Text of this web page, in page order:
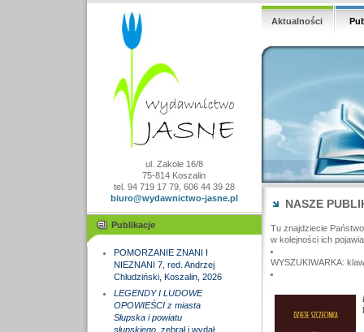
ul. Zakole 16/8
75-814 Koszalin
tel. 94 719 17 79, 606 44 39 28
biuro@wydawnictwo-jasne.pl
Publikacje
POMORZANIE ZNANI I
NIEZNANI 7, red. Andrzej
Chludziński, Koszalin, 2026
LEGENDY I LUDOWE
OPOWIEŚCI z miasta
Słupska i powiatu
słupskiego, zebrał i wydał
Aktualności
NASZE
Tu znajdziecie
w kolejności ich
WYSZUKIWARKA: